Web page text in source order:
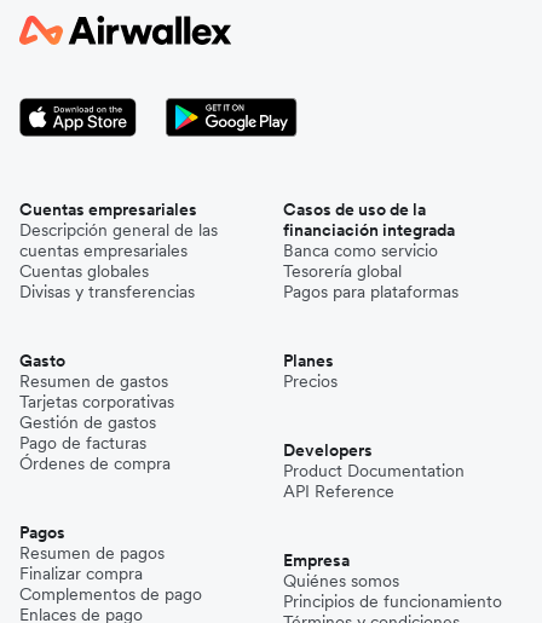
Cuentas empresariales
Descripción general de las
cuentas empresariales
Cuentas globales
Divisas y transferencias
Gasto
Resumen de gastos
Tarjetas corporativas
Gestión de gastos
Pago de facturas
Órdenes de compra
Pagos
Resumen de pagos
Finalizar compra
Complementos de pago
Enlaces de pago
Casos de uso de la
financiación integrada
Banca como servicio
Tesorería global
Pagos para plataformas
Planes
Precios
Developers
Product Documentation
API Reference
Empresa
Quiénes somos
Principios de funcionamiento